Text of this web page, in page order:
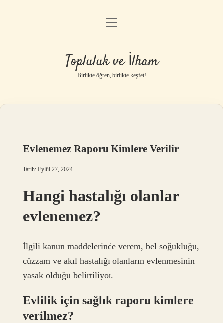
Anasayfa
Gizlilik Politikası
Yasal Uyarı
menüyü
Topluluk ve İlham
Birlikte öğren, birlikte keşfet!
Evlenemez Raporu Kimlere Verilir
Tarih: Eylül 27, 2024
Hangi hastalığı olanlar
evlenemez?
İlgili kanun maddelerinde verem, bel soğukluğu,
cüzzam ve akıl hastalığı olanların evlenmesinin
yasak olduğu belirtiliyor.
Evlilik için sağlık raporu kimlere
verilmez?